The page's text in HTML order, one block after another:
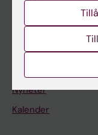
Om KI
Nyheter
Kalender